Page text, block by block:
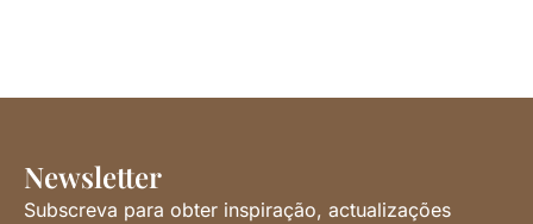
Newsletter
Subscreva para obter inspiração, actualizações